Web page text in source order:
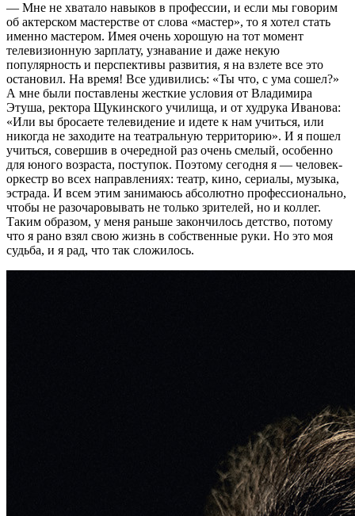
— Мне не хватало навыков в профессии, и если мы говорим
об актерском мастерстве от слова «мастер», то я хотел стать
именно мастером. Имея очень хорошую на тот момент
телевизионную зарплату, узнавание и даже некую
популярность и перспективы развития, я на взлете все это
остановил. На время! Все удивились: «Ты что, с ума сошел?»
А мне были поставлены жесткие условия от Владимира
Этуша, ректора Щукинского училища, и от худрука Иванова:
«Или вы бросаете телевидение и идете к нам учиться, или
никогда не заходите на театральную территорию». И я пошел
учиться, совершив в очередной раз очень смелый, особенно
для юного возраста, поступок. Поэтому сегодня я — человек-
оркестр во всех направлениях: театр, кино, сериалы, музыка,
эстрада. И всем этим занимаюсь абсолютно профессионально,
чтобы не разочаровывать не только зрителей, но и коллег.
Таким образом, у меня раньше закончилось детство, потому
что я рано взял свою жизнь в собственные руки. Но это моя
судьба, и я рад, что так сложилось.